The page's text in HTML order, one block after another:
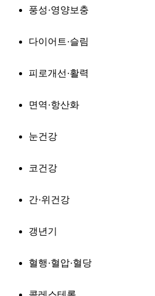
풍성·영양보충
다이어트·슬림
피로개선·활력
면역·항산화
눈건강
코건강
간·위건강
갱년기
혈행·혈압·혈당